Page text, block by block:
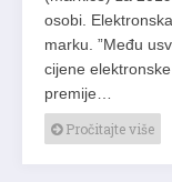
osobi.
marku. ”Među
cijene
premije…
Pročitajte više